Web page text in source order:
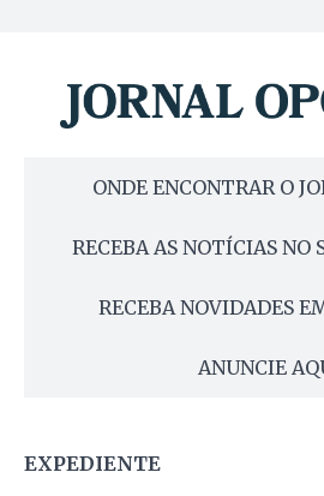
ONDE ENCONTRAR O
RECEBA AS NOTÍCIAS NO
RECEBA NOVIDADES
ANUNCIE
EXPEDIENTE